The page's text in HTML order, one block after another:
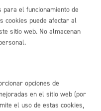
el funcionamiento de
cookies puede afectar al
sitio web. No almacenan
opciones de
en el sitio web (por
el uso de estas cookies,